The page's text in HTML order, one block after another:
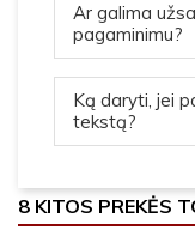
Ar galima
pagaminimu?
Ką daryti, jei
tekstą?
8 KITOS PREKĖS